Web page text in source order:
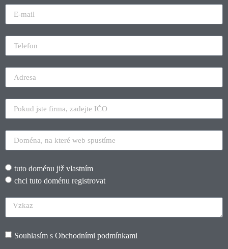
tuto doménu již vlastním
chci tuto doménu registrovat
Souhlasím s Obchodními podmínkami